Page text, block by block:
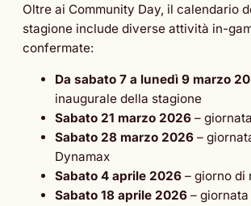
Oltre ai Community Day, il calendario
stagione include diverse attività in-
confermate:
Da sabato 7 a lunedì 9 marzo
inaugurale della stagione
Sabato 21 marzo 2026 –
Sabato 28 marzo 2026 –
Dynamax
Sabato 4 aprile 2026 – giorno di
Sabato 18 aprile 2026 –